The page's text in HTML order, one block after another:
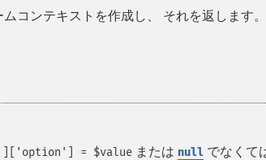
コンテキストを作成し、 それを返します。
= $value または null でなくて